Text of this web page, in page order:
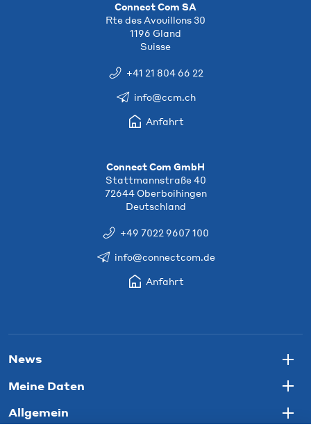
Connect Com SA
Rte des Avouillons 30
1196 Gland
Suisse
+41 21 804 66 22
info@ccm.ch
Anfahrt
Connect Com GmbH
Stattmannstraße 40
72644 Oberboihingen
Deutschland
+49 7022 9607 100
info@connectcom.de
Anfahrt
News
Meine Daten
Allgemein